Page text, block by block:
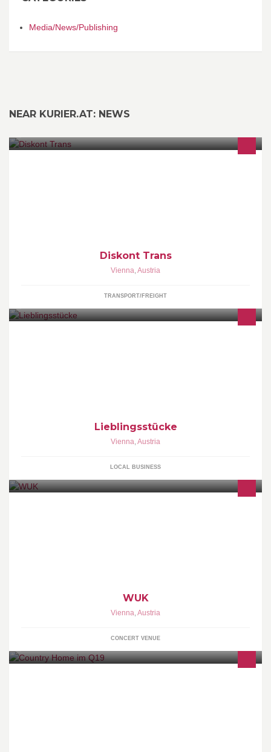
Media/News/Publishing
NEAR KURIER.AT: NEWS
Diskont Trans
Vienna,Austria
TRANSPORT/FREIGHT
Lieblingsstücke
Vienna,Austria
LOCAL BUSINESS
WUK
Vienna,Austria
CONCERT VENUE